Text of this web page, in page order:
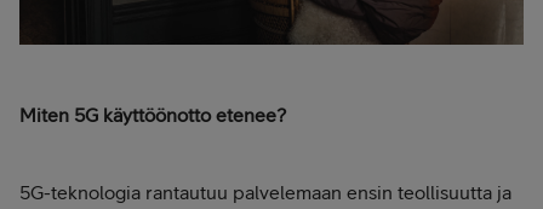
Miten 5G käyttöönotto etenee?
5G-teknologia rantautuu palvelemaan ensin teollisuutta ja